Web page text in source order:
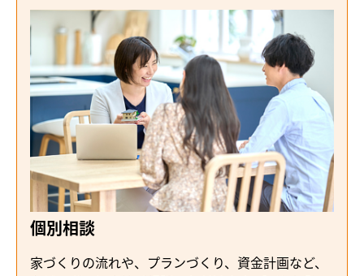
個別相談
家づくりの流れや、プランづくり、資金計画など、